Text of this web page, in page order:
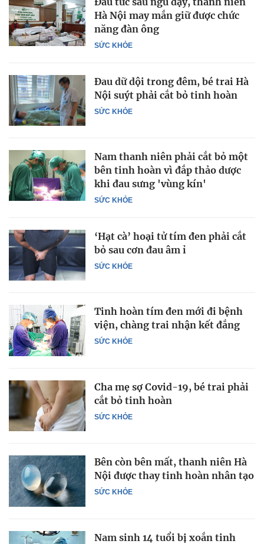
SỨC KHỎE
Hà Nội may mắn giữ được chức
năng đàn ông
SỨC KHỎE
Đau dữ dội trong đêm, bé trai Hà
Nội suýt phải cắt bỏ tinh hoàn
SỨC KHỎE
Nam thanh niên phải cắt bỏ một
bên tinh hoàn vì đắp thảo dược
khi đau sưng 'vùng kín'
SỨC KHỎE
‘Hạt cà’ hoại tử tím đen phải cắt
bỏ sau cơn đau âm ỉ
SỨC KHỎE
Tinh hoàn tím đen mới đi bệnh
viện, chàng trai nhận kết đắng
SỨC KHỎE
Cha mẹ sợ Covid-19, bé trai phải
cắt bỏ tinh hoàn
SỨC KHỎE
Bên còn bên mất, thanh niên Hà
Nội được thay tinh hoàn nhân tạo
Nam sinh 14 tuổi bị xoắn tinh